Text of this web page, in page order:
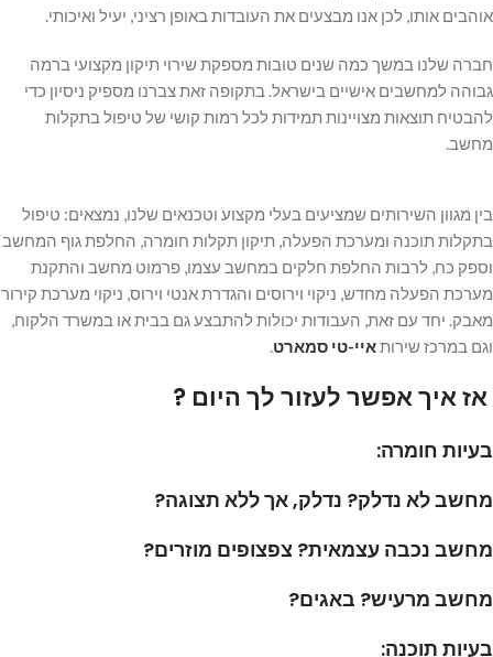
אוהבים אותו, לכן אנו מבצעים את העובדות באופן רציני, יעיל ואיכותי.
חברה שלנו במשך כמה שנים טובות מספקת שירוי תיקון מקצועי ברמה
גבוהה למחשבים אישיים בישראל. בתקופה זאת צברנו מספיק ניסיון כדי
להבטיח תוצאות מצויינות תמידות לכל רמות קושי של טיפול בתקלות
מחשב.
בין מגוון השירותים שמציעים בעלי מקצוע וטכנאים שלנו, נמצאים: טיפול
בתקלות תוכנה ומערכת הפעלה, תיקון תקלות חומרה, החלפת גוף המחשב
וספק כח, לרבות החלפת חלקים במחשב עצמו, פרמוט מחשב והתקנת
מערכת הפעלה מחדש, ניקוי וירוסים והגדרת אנטי וירוס, ניקוי מערכת קירור
מאבק. יחד עם זאת, העבודות יכולות להתבצע גם בבית או במשרד הלקוח,
וגם במרכז שירותאיי-טי סמארט.
אז איך אפשר לעזור לך היום ?
בעיות חומרה:
מחשב לא נדלק? נדלק, אך ללא תצוגה?
מחשב נכבה עצמאית? צפצופים מוזרים?
מחשב מרעיש? באגים?
בעיות תוכנה: